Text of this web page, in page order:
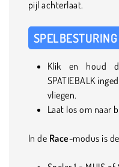
pijl achterlaat.
SPELBESTURING
Klik en houd
SPATIEBALK
vliegen.
Laat los om naar
In de Race-modus is